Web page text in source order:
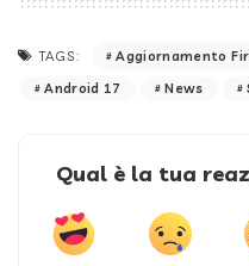
TAGS: Aggiornamento
Android 17
News
Qual è la tua